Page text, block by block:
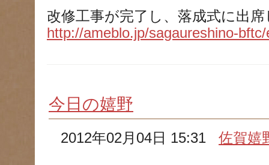
改修工事が完了し、落成式に出
http://ameblo.jp/sagaureshino-
今日の嬉野
2012年02月04日 15:31佐賀嬉